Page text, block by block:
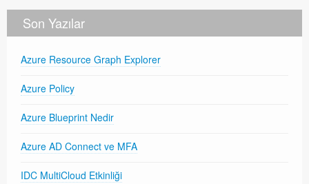
Son Yazılar
Azure Resource Graph Explorer
Azure Policy
Azure Blueprint Nedir
Azure AD Connect ve MFA
IDC MultiCloud Etkinliği